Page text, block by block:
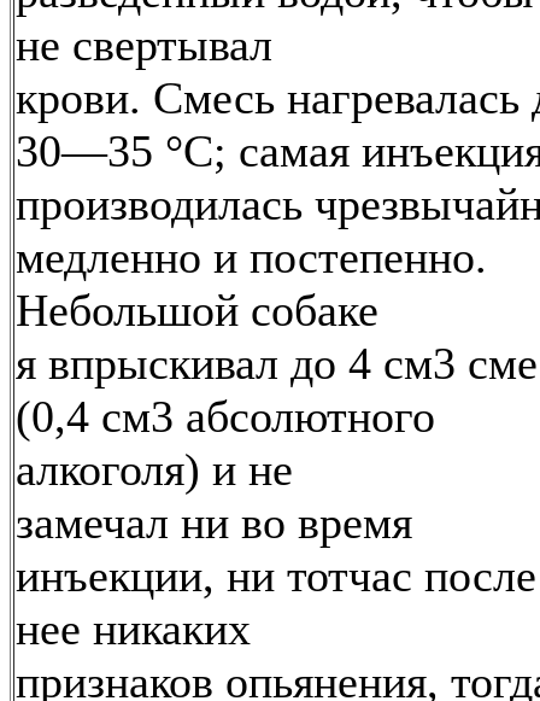
не свертывал
крови. Смесь нагревалась
30—35 °С; самая
производилась
медленно и постепенно.
Небольшой собаке
я впрыскивал до 4 см3
(0,4 см3 абсолютного
алкоголя) и не
замечал ни во время
инъекции, ни тотчас после
нее никаких
признаков опьянения,